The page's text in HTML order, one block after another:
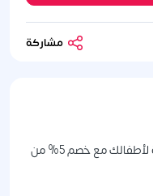
تسوق منتجات عديدة لأطفالك مع خصم 5% من